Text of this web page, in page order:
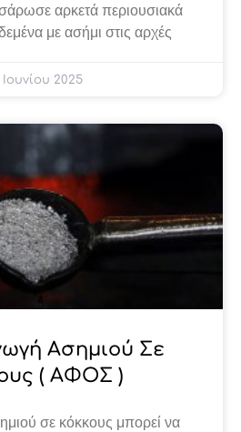
αρκετά περιουσιακά
με ασήμι στις αρχές
Ιουνίου 2025
Ασημιού Σε
( ΑΦΟΣ )
σε κόκκους μπορεί να